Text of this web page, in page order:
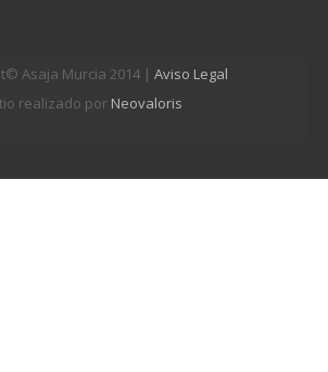
Asaja Murcia 2014 | Aviso Legal
realizado por Neovaloris